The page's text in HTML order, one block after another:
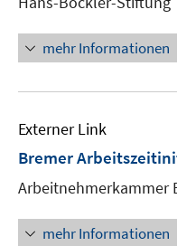
öffnen
mehr Informationen
Externer Link
Bremer
Arbeitnehmerkammer
mehr Informationen